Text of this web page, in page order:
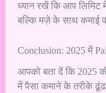
ध्यान रखें कि आप लिमिट
बल्कि मज़े के साथ कमाई
Conclusion: 2025 में
आपको बता दें कि 2025
में पैसा कमाने के तरीके